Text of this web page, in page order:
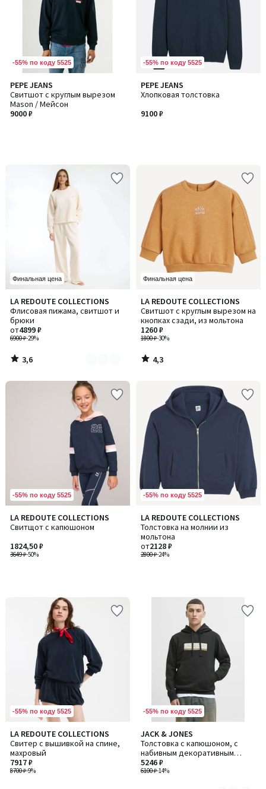
-55% по коду 5525
PEPE JEANS
Свитшот с круглым вырезом
Mason / Мейсон
9000 ₽
-55% по коду 5525
PEPE JEANS
Хлопковая толстовка
9100 ₽
Финальная цена
LA REDOUTE COLLECTIONS
Флисовая пижама, свитшот и
брюки
6900 ₽-29%
от4899 ₽
3,6
/ 5
Количество
цветов:
2
3,6
/
Финальная цена
LA REDOUTE COLLECTIONS
Свитшот с круглым вырезом на
кнопках сзади, из мольтона
1800 ₽-30%
1260 ₽
4,3
/ 5
4,3
/
-55% по коду 5525
LA REDOUTE COLLECTIONS
Свитщот с капюшоном
3649 ₽-50%
1824,50 ₽
-55% по коду 5525
LA REDOUTE COLLECTIONS
Толстовка на молнии из
мольтона
2800 ₽-24%
от2128 ₽
-55% по коду 5525
LA REDOUTE COLLECTIONS
Свитер с вышивкой на спине,
махровый
8700 ₽-9%
7917 ₽
-55% по коду 5525
JACK & JONES
Толстовка с капюшоном, с
набивным декоративным
элементом в виде логотипа
6100 ₽-14%
5246 ₽
Количество
цветов:
2